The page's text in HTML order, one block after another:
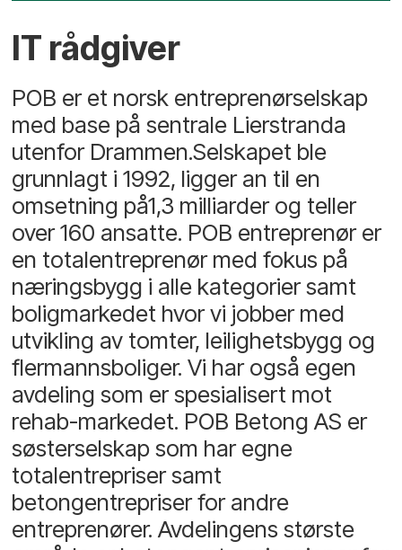
IT rådgiver
POB er et norsk entreprenørselskap
med base på sentrale Lierstranda
utenfor Drammen.Selskapet ble
grunnlagt i 1992, ligger an til en
omsetning på1,3 milliarder og teller
over 160 ansatte. POB entreprenør er
en totalentreprenør med fokus på
næringsbygg i alle kategorier samt
boligmarkedet hvor vi jobber med
utvikling av tomter, leilighetsbygg og
flermannsboliger. Vi har også egen
avdeling som er spesialisert mot
rehab-markedet. POB Betong AS er
søsterselskap som har egne
totalentrepriser samt
betongentrepriser for andre
entreprenører. Avdelingens største